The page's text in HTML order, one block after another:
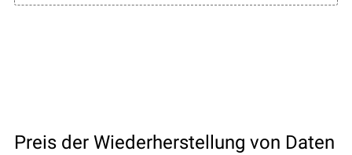
Preis der Wiederherstellung von Daten